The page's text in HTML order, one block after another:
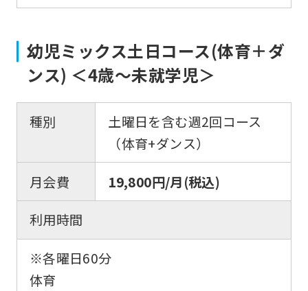
幼児ミックス土日コース(体育＋ダ
ンス) ＜4歳～未就学児＞
種別
土曜日を含む週2回コース
（体育+ダンス）
月会費
19,800円/月(税込)
利用時間
※各曜日60分
体育